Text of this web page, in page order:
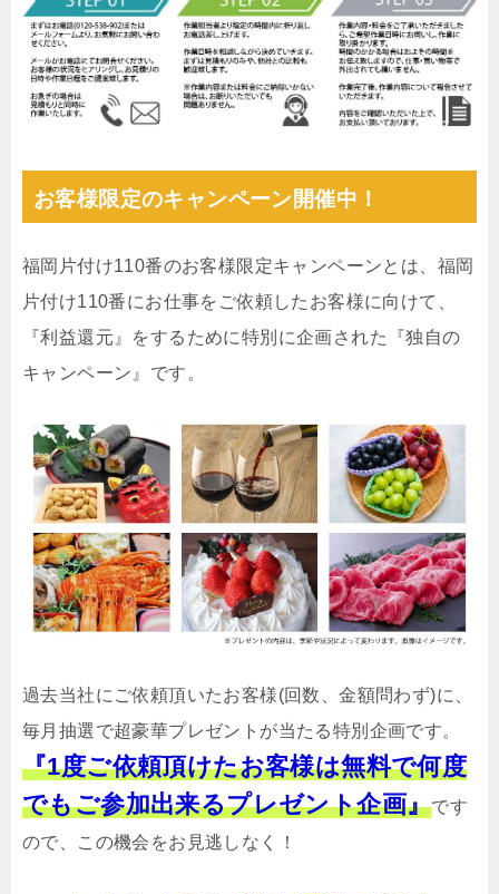
お客様限定のキャンペーン開催中！
福岡片付け110番のお客様限定キャンペーンとは、福岡
片付け110番にお仕事をご依頼したお客様に向けて、
『利益還元』をするために特別に企画された『独自の
キャンペーン』です。
過去当社にご依頼頂いたお客様(回数、金額問わず)に、
毎月抽選で超豪華プレゼントが当たる特別企画です。
『1度ご依頼頂けたお客様は無料で何度
でもご参加出来るプレゼント企画』です
ので、この機会をお見逃しなく！